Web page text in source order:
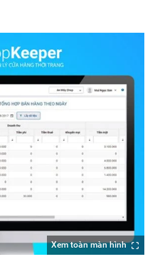
Xem toàn màn hình